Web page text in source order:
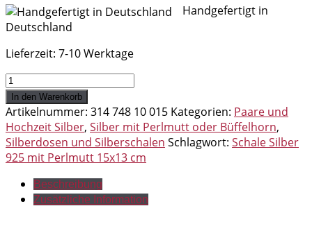
Handgefertigt in
Deutschland
Lieferzeit: 7-10 Werktage
Schale
Silber
925
mit
Perlmutt
15x13
Menge
In den Warenkorb
Artikelnummer: 314 748 10 015 Kategorien: Paare und
Hochzeit Silber, Silber mit Perlmutt oder Büffelhorn,
Silberdosen und Silberschalen Schlagwort: Schale Silber
925 mit Perlmutt 15x13 cm
Beschreibung
Zusätzliche Information